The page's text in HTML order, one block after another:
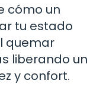
cómo un
tu estado
quemar
liberando un
y confort.